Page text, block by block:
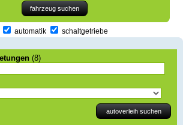
automatik schaltgetriebe
(8)